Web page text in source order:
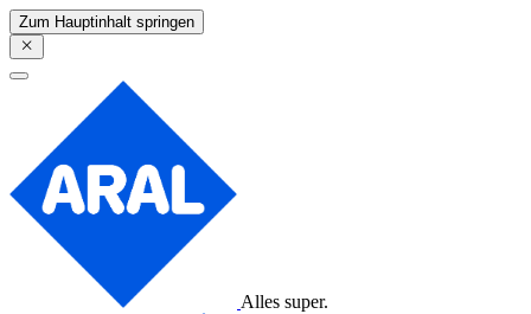
Zum Hauptinhalt springen
Alles super.